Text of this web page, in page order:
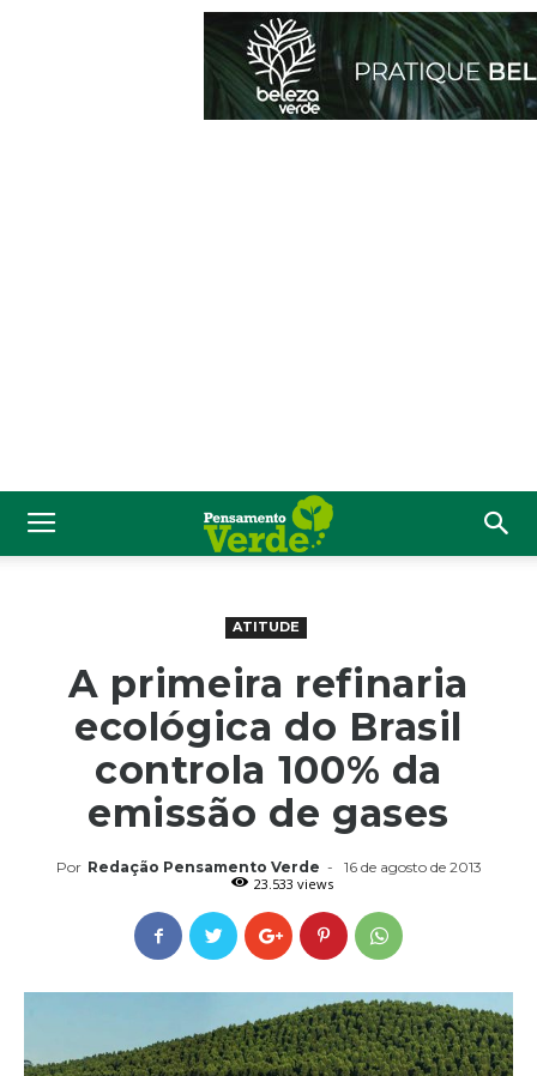
ATITUDE
A primeira refinaria
ecológica do Brasil
controla 100% da
emissão de gases
Por Redação Pensamento Verde -
16 de agosto de 2013
23.533 views